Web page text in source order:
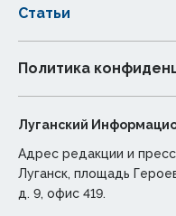
Статьи
Политика
Луганский
Адрес редакции и
Луганск, площадь
д. 9, офис 419.